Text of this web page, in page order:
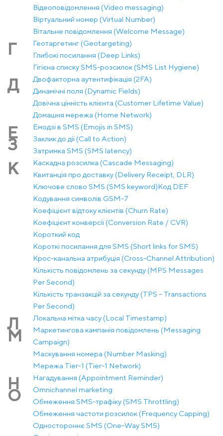
Відеоповідомлення (Video messaging)
Віртуальний номер (Virtual Number)
Вітальне повідомлення (Welcome Message)
Г
Геотаргетинг (Geotargeting)
Глибокі посилання (Deep Links)
Гігієна списку SMS-розсилок (SMS List Hygiene)
Д
Двофакторна аутентифікація (2FA)
Динамічні поля (Dynamic Fields)
Довічна цінність клієнта (Customer Lifetime Value)
Домашня мережа (Home Network)
Е Емодзі в SMS (Emojis in SMS)
З
Заклик до дії (Call to Action)
Затримка SMS (SMS latency)
К
Каскадна розсилка (Cascade Messaging)
Квитанція про доставку (Delivery Receipt, DLR)
Ключове слово SMS (SMS keyword)Код DEF
Кодування символів GSM-7
Коефіцієнт відтоку клієнтів (Churn Rate)
Коефіцієнт конверсії (Conversion Rate / CVR)
Короткий код
Короткі посилання для SMS (Short links for SMS)
Крос-канальна атрибуція (Cross-Channel Attribution)
Кількість повідомлень за секунду (MPS Messages
Per Second)
Кількість транзакцій за секунду (TPS – Transactions
Per Second)
Л Локальна мітка часу (Local Timestamp)
М
Маркетингова кампанія повідомлень (Messaging
Campaign)
Маскування номера (Number Masking)
Мережа Tier-1 (Tier-1 Network)
Н Нагадування (Appointment Reminder)
О
Оmnichannel marketing
Обмеження SMS-трафіку (SMS Throttling)
Обмеження частоти розсилок (Frequency Capping)
Одностороннє SMS (One-Way SMS)